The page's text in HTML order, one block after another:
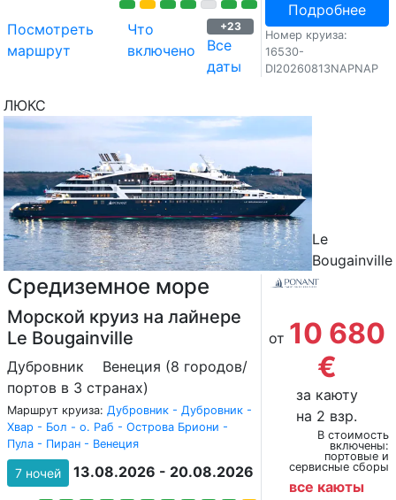
Посмотреть
маршрут
Что
включено
+23
Все
даты
Подробнее
Номер круиза:
16530-
DI20260813NAPNAP
ЛЮКС
Le
Bougainville
Средиземное море
Морской круиз на лайнере
Le Bougainville
Дубровник
Венеция (8 городов/
портов в 3 странах)
Маршрут круиза: Дубровник - Дубровник -
Хвар - Бол - о. Раб - Острова Бриони -
Пула - Пиран - Венеция
7 ночей 13.08.2026 - 20.08.2026
от 10 680
€
за каюту
на 2 взр.
В стоимость
включены:
портовые и
сервисные сборы
все каюты